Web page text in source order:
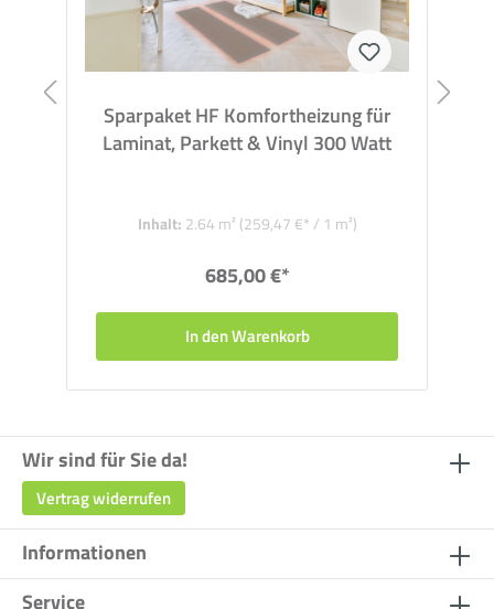
Sparpaket HF Komfortheizung für
Laminat, Parkett & Vinyl 300 Watt
Inhalt: 2.64 m² (259,47 €* / 1 m²)
685,00 €*
In den Warenkorb
Wir sind für Sie da!
Vertrag widerrufen
Informationen
Service